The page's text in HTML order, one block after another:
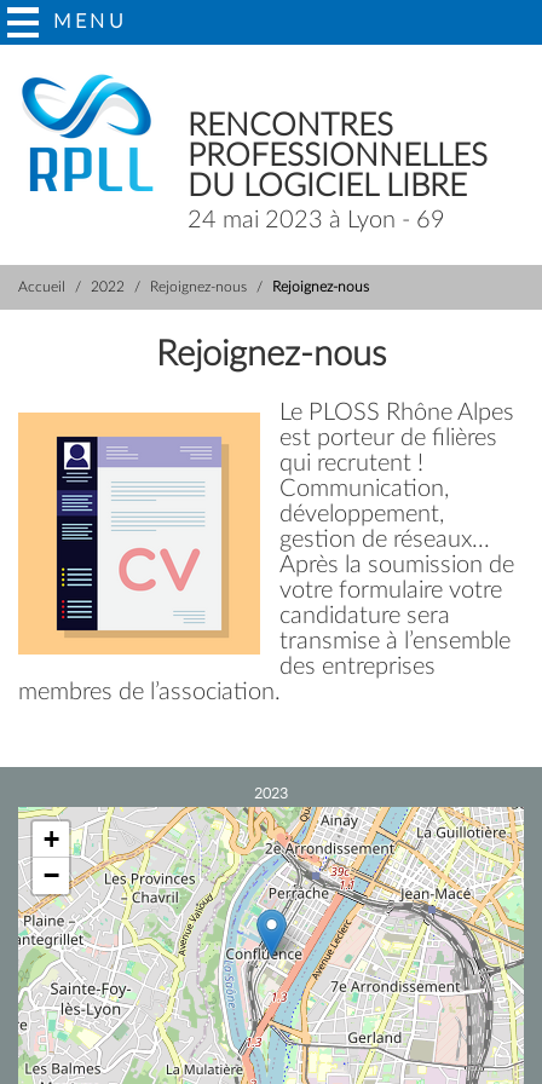
MENU
RENCONTRES
PROFESSIONNELLES
DU LOGICIEL LIBRE
24 mai 2023 à Lyon - 69
Accueil 2022 Rejoignez-nous Rejoignez-nous
Rejoignez-nous
Le PLOSS Rhône Alpes
est porteur de filières
qui recrutent !
Communication,
développement,
gestion de réseaux...
Après la soumission de
votre formulaire votre
candidature sera
transmise à l’ensemble
des entreprises
membres de l’association.
2023
+
−